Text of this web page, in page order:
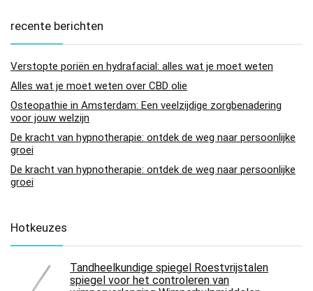
recente berichten
Verstopte poriën en hydrafacial: alles wat je moet weten
Alles wat je moet weten over CBD olie
Osteopathie in Amsterdam: Een veelzijdige zorgbenadering
voor jouw welzijn
De kracht van hypnotherapie: ontdek de weg naar persoonlijke
groei
De kracht van hypnotherapie: ontdek de weg naar persoonlijke
groei
Hotkeuzes
Tandheelkundige spiegel Roestvrijstalen
spiegel voor het controleren van